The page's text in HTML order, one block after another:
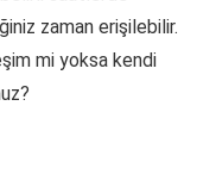
zaman erişilebilir.
mi yoksa kendi